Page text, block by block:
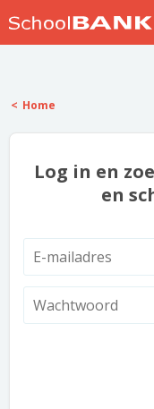
Home
Log in en
en